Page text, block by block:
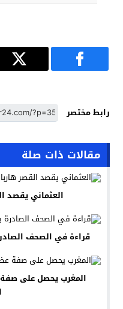
رابط مختصر
مقالات ذات صلة
العثماني يقصد
قراءة في الصحف الصادرة يوم
المغرب يحصل على